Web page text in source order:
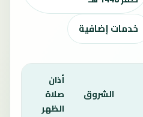
خدمات إضافية
الشروق
أذان
صلاة
الظهر